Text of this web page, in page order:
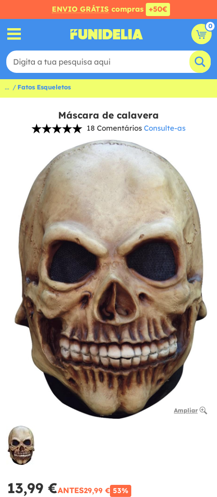
ENVIO GRÁTIS compras +50€
0
... Fatos Esqueletos
Máscara de calavera
18 Comentários Consulte-as
Ampliar
13,99 €ANTES29,99 € 53%